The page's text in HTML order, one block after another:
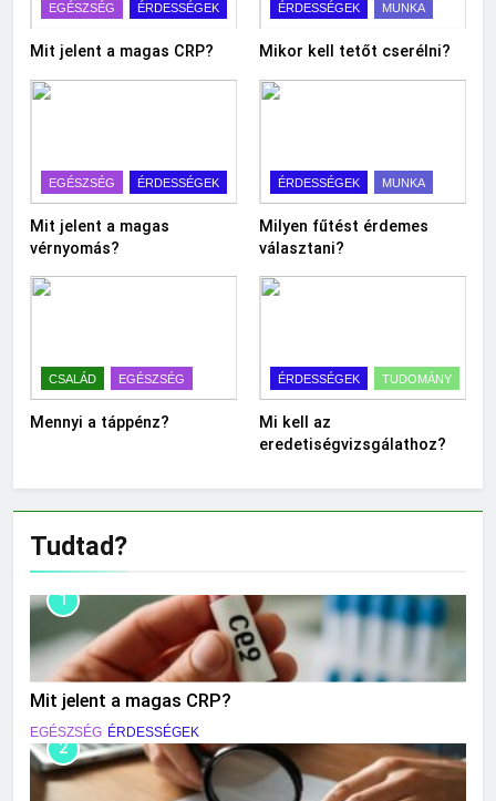
EGÉSZSÉG ÉRDESSÉGEK
Mit jelent a magas CRP?
ÉRDESSÉGEK MUNKA
Mikor kell tetőt cserélni?
EGÉSZSÉG ÉRDESSÉGEK
Mit jelent a magas
vérnyomás?
ÉRDESSÉGEK MUNKA
Milyen fűtést érdemes
választani?
CSALÁD EGÉSZSÉG
Mennyi a táppénz?
ÉRDESSÉGEK TUDOMÁNY
Mi kell az
eredetiségvizsgálathoz?
Tudtad?
1
Mit jelent a magas CRP?
EGÉSZSÉG ÉRDESSÉGEK
2